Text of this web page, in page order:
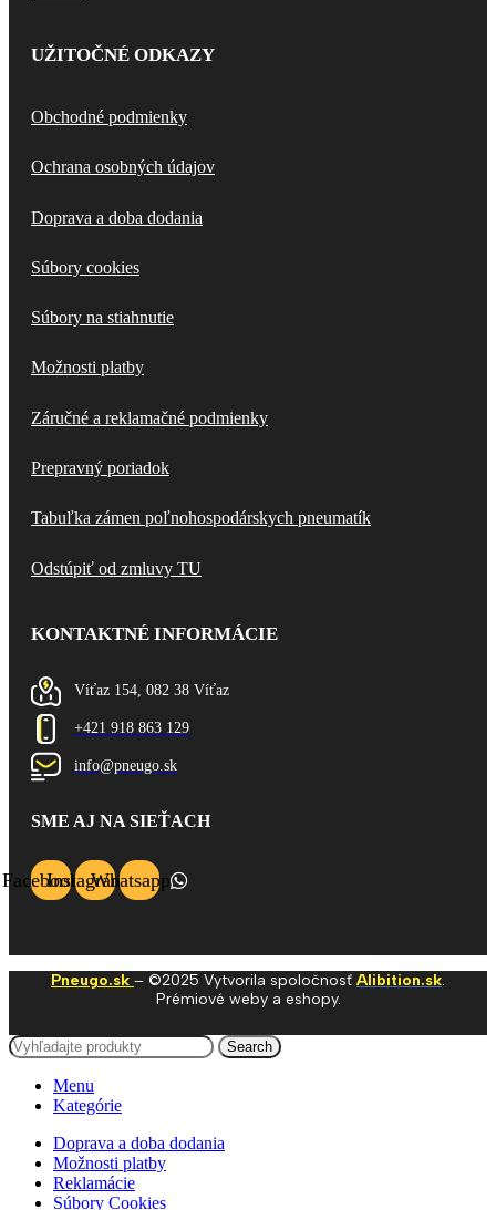
UŽITOČNÉ ODKAZY
Obchodné podmienky
Ochrana osobných údajov
Doprava a doba dodania
Súbory cookies
Súbory na stiahnutie
Možnosti platby
Záručné a reklamačné podmienky
Prepravný poriadok
Tabuľka zámen poľnohospodárskych pneumatík
Odstúpiť od zmluvy TU
KONTAKTNÉ INFORMÁCIE
Víťaz 154, 082 38 Víťaz
+421 918 863 129
info@pneugo.sk
SME AJ NA SIEŤACH
FacebookInstagramWhatsapp
Pneugo.sk – ©2025 Vytvorila spoločnosť Alibition.sk.
Prémiové weby a eshopy.
Search
Menu
Kategórie
Doprava a doba dodania
Možnosti platby
Reklamácie
Súbory Cookies